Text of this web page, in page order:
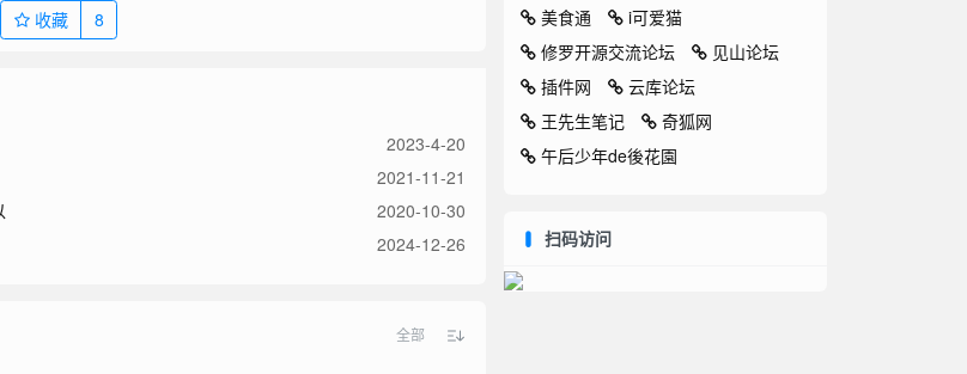
收藏 8
2023-4-20
2021-11-21
2020-10-30
2024-12-26
全部
美食通
i可爱猫
修罗开源交流论坛
见山论坛
插件网
云库论坛
王先生笔记
奇狐网
午后少年de後花園
扫码访问